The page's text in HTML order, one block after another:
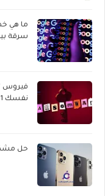
ما هي
سرقة
فيروس
نفسك 2021
حل